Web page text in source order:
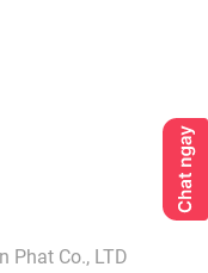
Phat Co., LTD